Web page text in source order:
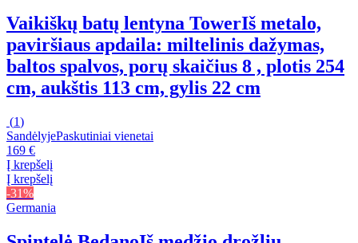
Vaikiškų batų lentyna TowerIš metalo,
paviršiaus apdaila: miltelinis dažymas,
baltos spalvos, porų skaičius 8 , plotis 254
cm, aukštis 113 cm, gylis 22 cm
(1)
SandėlyjePaskutiniai vienetai
169 €
Į krepšelį
Į krepšelį
-31%
Germania